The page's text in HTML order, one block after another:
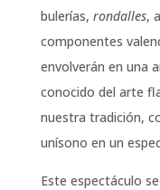
bulerías, rondalles,
componentes
envolverán en una
conocido del arte
nuestra tradición,
unísono en un
Este espectáculo